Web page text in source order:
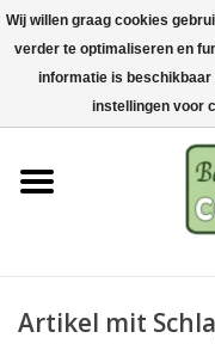
Startseite
Koch-&Backutensilien
Maschinen & Teile
Edelstahl
Artikel mit
Wij willen graag cookies
verder te optimaliseren en
informatie is beschikbaar
instellingen voor